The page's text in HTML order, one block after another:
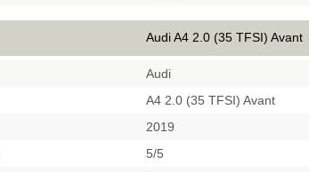
Audi A4 2.0 (35 TFSI) Avant
Audi
A4 2.0 (35 TFSI) Avant
2019
5/5